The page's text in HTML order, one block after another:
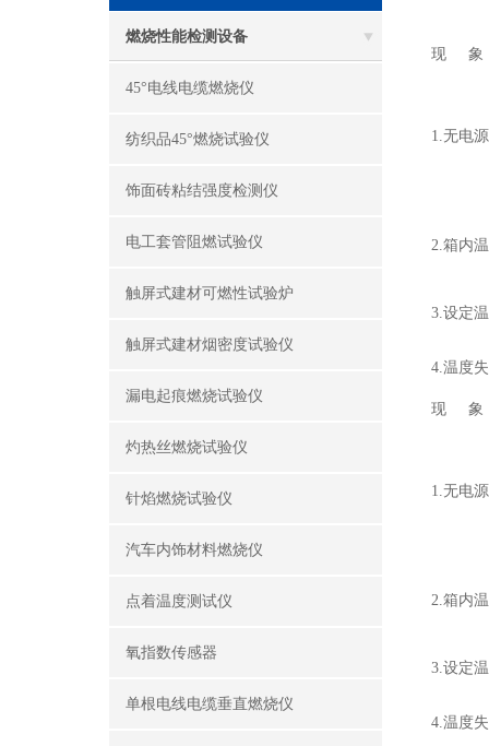
燃烧性能检测设备
45°电线电缆燃烧仪
纺织品45°燃烧试验仪
饰面砖粘结强度检测仪
电工套管阻燃试验仪
触屏式建材可燃性试验炉
触屏式建材烟密度试验仪
漏电起痕燃烧试验仪
灼热丝燃烧试验仪
针焰燃烧试验仪
汽车内饰材料燃烧仪
点着温度测试仪
氧指数传感器
单根电线电缆垂直燃烧仪
现 象
1.无电源
2.箱内
3.设定
4.温度
现 象
1.无电源
2.箱内
3.设定
4.温度